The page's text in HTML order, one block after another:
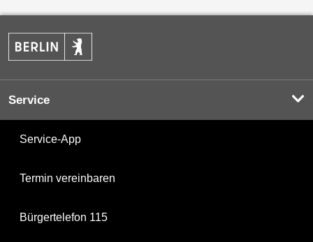
Service
Service-App
Termin vereinbaren
Bürgertelefon 115